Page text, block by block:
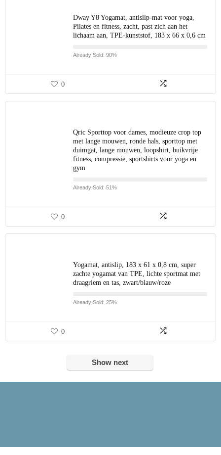
Dway Y8 Yogamat, antislip-mat voor yoga,
Pilates en fitness, zacht, past zich aan het
lichaam aan, TPE-kunststof, 183 x 66 x 0,6 cm
Already Sold: 90%
0
Qric Sporttop voor dames, modieuze crop top
met lange mouwen, ronde hals, sporttop met
duimgat, lange mouwen, loopshirt, buikvrije
fitness, compressie, sportshirts voor yoga en
gym
Already Sold: 51%
0
Yogamat, antislip, 183 x 61 x 0,8 cm, super
zachte yogamat van TPE, lichte sportmat met
draagriem en tas, zwart/blauw/roze
Already Sold: 25%
0
Show next